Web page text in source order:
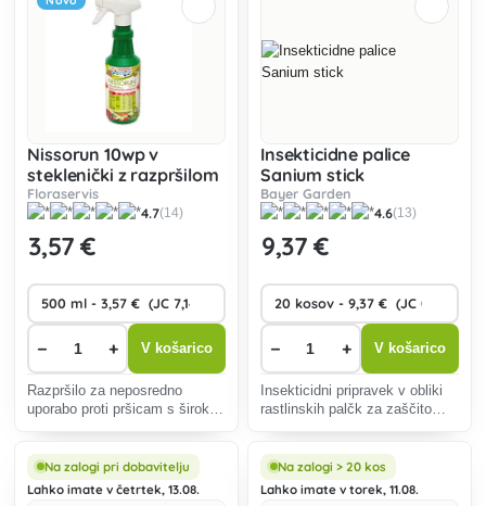
Nissorun 10wp v
steklenički z razpršilom
Floraservis
4.7(14)
3,57 €
− + V košarico
Razpršilo za neposredno
uporabo proti pršicam s širokim
Insekticidne palice
Sanium stick
Bayer Garden
4.6(13)
9,37 €
− + V košarico
Insekticidni pripravek v obliki
rastlinskih palčk za zaščito
Na zalogi pri dobavitelju
Lahko imate v četrtek, 13.08.
Na zalogi > 20 kos
Lahko imate v torek, 11.08.